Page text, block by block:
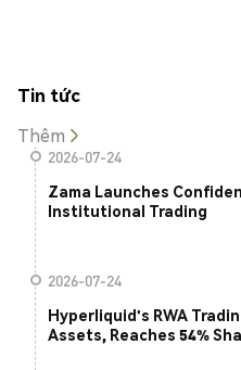
Tin tức
Thêm
2026-07-24
Zama Launches
Institutional Trading
2026-07-24
Hyperliquid's RWA
Assets, Reaches 54%